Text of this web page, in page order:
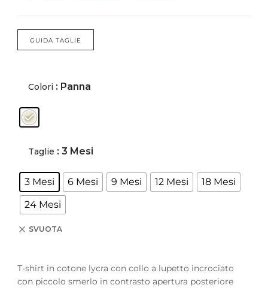
GUIDA TAGLIE
Colori : Panna
Taglie : 3 Mesi
3 Mesi 6 Mesi 9 Mesi 12 Mesi
18 Mesi
24 Mesi
SVUOTA
T-shirt in cotone lycra con collo a lupetto incrociato
con piccolo smerlo in contrasto apertura posteriore